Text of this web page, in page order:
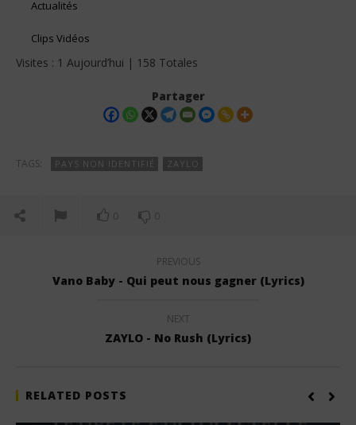
Actualités
Clips Vidéos
Visites : 1 Aujourd’hui | 158 Totales
Partager
TAGS: PAYS NON IDENTIFIÉ ZAYLO
0 0
PREVIOUS
Vano Baby - Qui peut nous gagner (Lyrics)
NEXT
ZAYLO - No Rush (Lyrics)
RELATED POSTS